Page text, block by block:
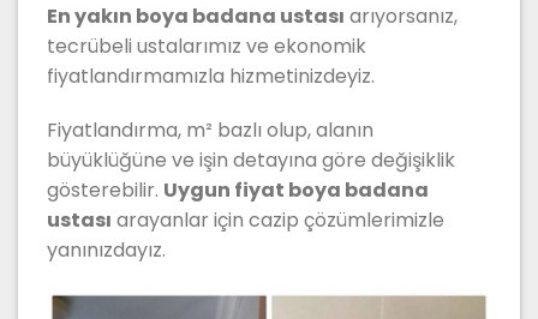
En yakın boya badana ustası arıyorsanız,
tecrübeli ustalarımız ve ekonomik
fiyatlandırmamızla hizmetinizdeyiz.
Fiyatlandırma, m² bazlı olup, alanın
büyüklüğüne ve işin detayına göre değişiklik
gösterebilir. Uygun fiyat boya badana
ustası arayanlar için cazip çözümlerimizle
yanınızdayız.